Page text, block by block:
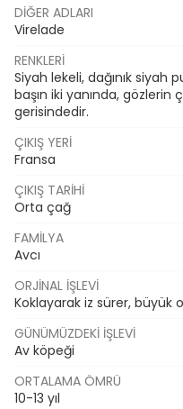
DIĞER ADLARI
Virelade
RENKLERI
Siyah lekeli, dağınık siyah
başın iki yanında, gözlerin
gerisindedir.
ÇIKIŞ YERI
Fransa
ÇIKIŞ TARIHI
Orta çağ
FAMILYA
Avcı
ORJINAL İŞLEVI
Koklayarak iz sürer, büyük
GÜNÜMÜZDEKI İŞLEVI
Av köpeği
ORTALAMA ÖMRÜ
10-13 yıl